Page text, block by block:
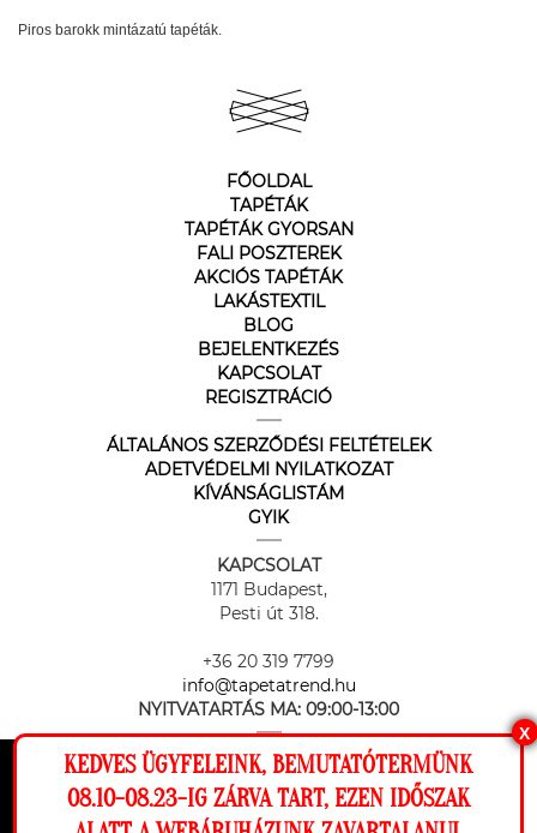
Ez a weboldal cookie-kat használ, hogy a
lehető legjobb élményt nyújtsa honlapunkon.
Piros barokk mintázatú tapéták.
FŐOLDAL
TAPÉTÁK
TAPÉTÁK GYORSAN
FALI POSZTEREK
AKCIÓS TAPÉTÁK
LAKÁSTEXTIL
BLOG
BEJELENTKEZÉS
KAPCSOLAT
REGISZTRÁCIÓ
ÁLTALÁNOS SZERZŐDÉSI FELTÉTELEK
ADETVÉDELMI NYILATKOZAT
KÍVÁNSÁGLISTÁM
GYIK
KAPCSOLAT
1171 Budapest,
Pesti út 318.
+36 20 319 7799
info@tapetatrend.hu
NYITVATARTÁS MA: 09:00-13:00
X
KEDVES ÜGYFELEINK, BEMUTATÓTERMÜNK
08.10-08.23-IG ZÁRVA TART, EZEN IDŐSZAK